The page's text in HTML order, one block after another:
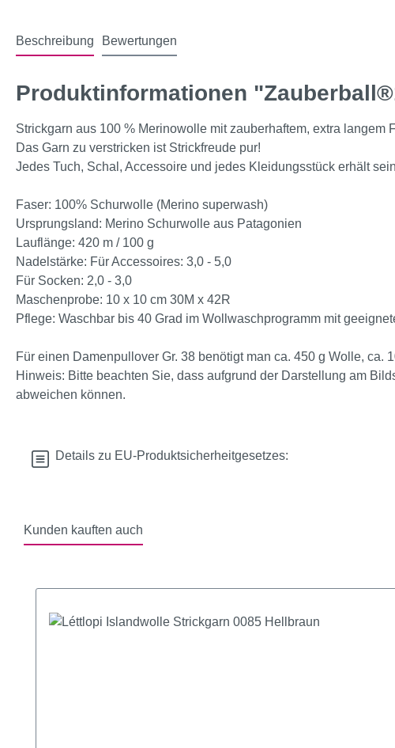
Beschreibung Bewertungen
Produktinformationen
Strickgarn aus 100 % Merinowolle mit zauberhaftem, extra langem
Das Garn zu verstricken ist Strickfreude pur!
Jedes Tuch, Schal, Accessoire und jedes Kleidungsstück erhält
Faser: 100% Schurwolle (Merino superwash)
Ursprungsland: Merino Schurwolle aus Patagonien
Lauflänge: 420 m / 100 g
Nadelstärke: Für Accessoires: 3,0 - 5,0
Für Socken: 2,0 - 3,0
Maschenprobe: 10 x 10 cm 30M x 42R
Pflege: Waschbar bis 40 Grad im Wollwaschprogramm mit
Für einen Damenpullover Gr. 38 benötigt man ca. 450 g Wolle, ca.
Hinweis: Bitte beachten Sie, dass aufgrund der Darstellung am
abweichen können.
Details zu EU-Produktsicherheitgesetzes:
Kunden kauften auch